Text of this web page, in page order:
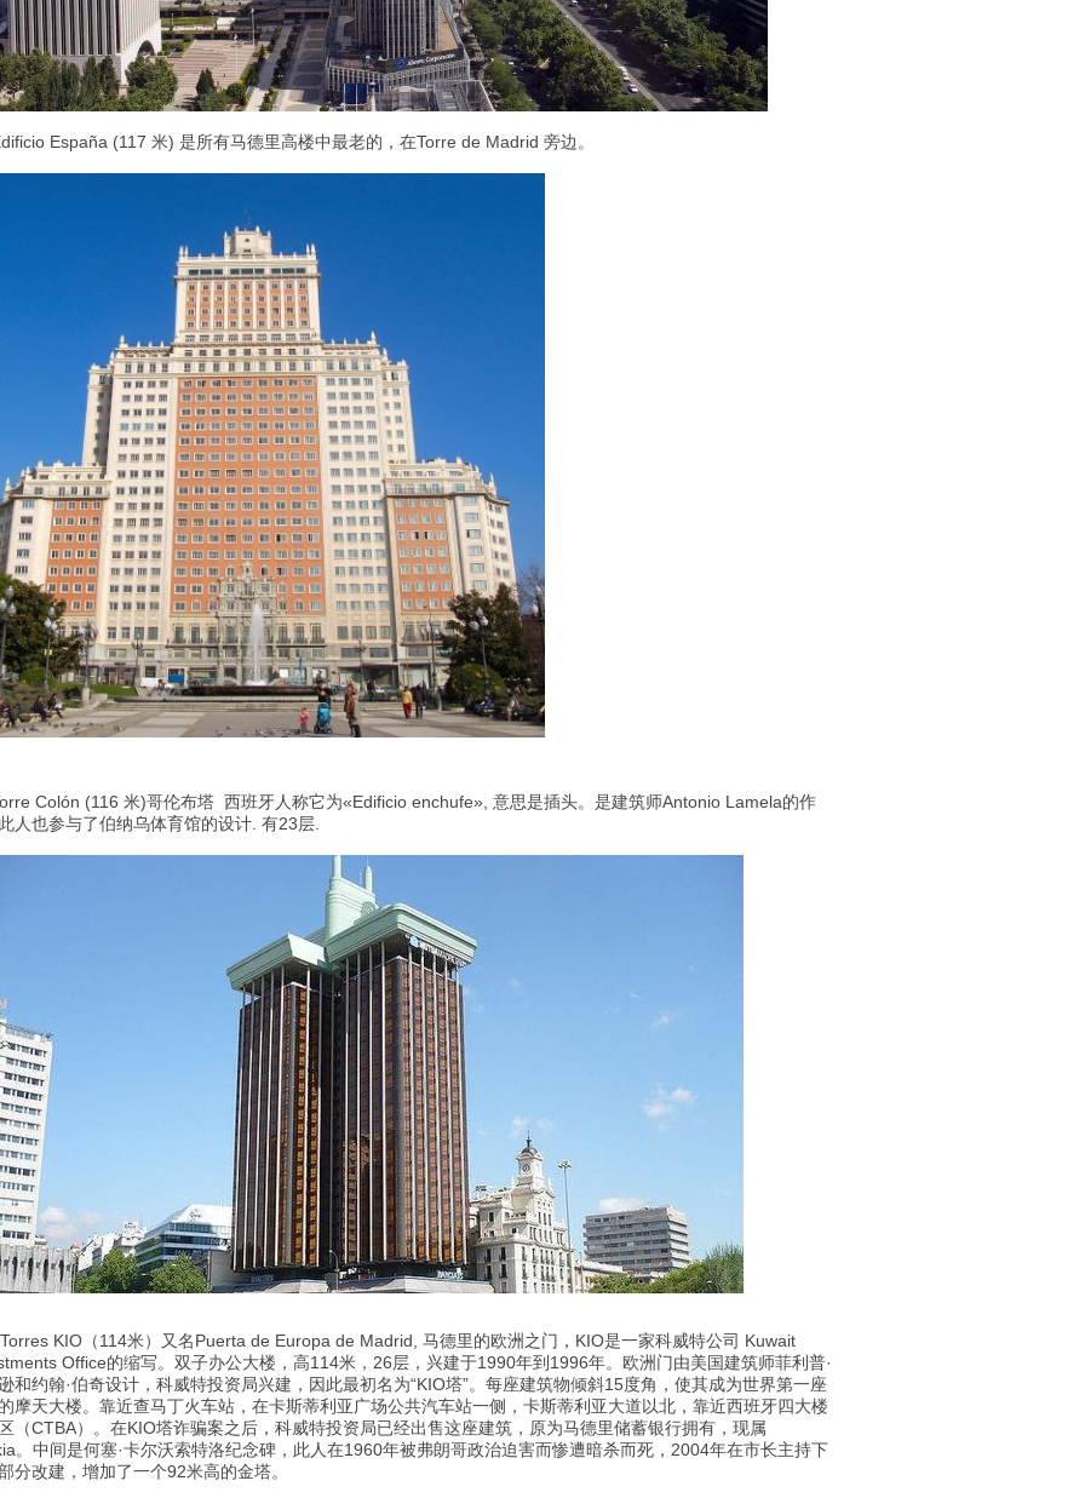
España (117 米) 是所有马德里高楼中最老的，在Torre de Madrid 旁边。
Colón (116 米)哥伦布塔 西班牙人称它为«Edificio enchufe», 意思是插头。是建筑师Antonio Lamela的作
人也参与了伯纳乌体育馆的设计. 有23层.
KIO（114米）又名Puerta de Europa de Madrid, 马德里的欧洲之门，KIO是一家科威特公司 Kuwait
Office的缩写。双子办公大楼，高114米，26层，兴建于1990年到1996年。欧洲门由美国建筑师菲利普·
和约翰·伯奇设计，科威特投资局兴建，因此最初名为“KIO塔”。每座建筑物倾斜15度角，使其成为世界第一座
摩天大楼。靠近查马丁火车站，在卡斯蒂利亚广场公共汽车站一侧，卡斯蒂利亚大道以北，靠近西班牙四大楼
（CTBA）。在KIO塔诈骗案之后，科威特投资局已经出售这座建筑，原为马德里储蓄银行拥有，现属
。中间是何塞·卡尔沃索特洛纪念碑，此人在1960年被弗朗哥政治迫害而惨遭暗杀而死，2004年在市长主持下
分改建，增加了一个92米高的金塔。